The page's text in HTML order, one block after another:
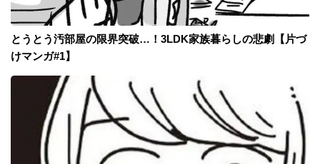
とうとう汚部屋の限界突破…！3LDK家族暮らしの悲劇【片づ
けマンガ#1】